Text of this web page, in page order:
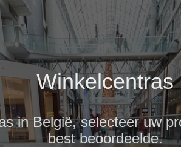
Winkelcentras
in België, selecteer uw
best beoordeelde.